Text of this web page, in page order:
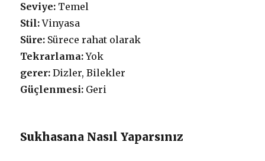
Seviye: Temel
Stil:Vinyasa
Süre: Sürece rahat olarak
Tekrarlama:Yok
gerer: Dizler, Bilekler
Güçlenmesi: Geri
Sukhasana Nasıl Yaparsınız